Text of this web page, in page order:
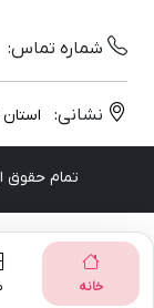
خانه
شماره تماس:
نشانی:
تمام